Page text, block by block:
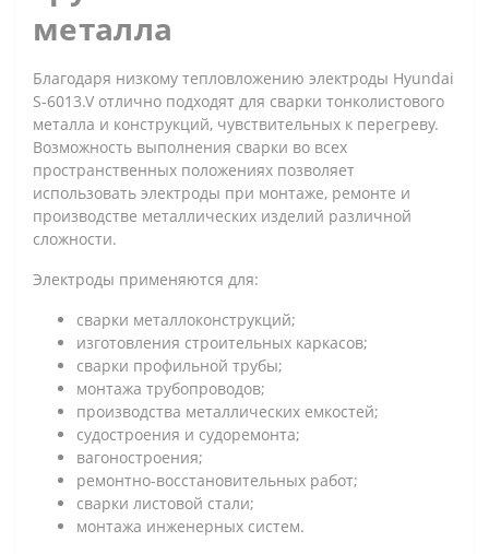
металла
Благодаря низкому тепловложению электроды Hyundai
S-6013.V отлично подходят для сварки тонколистового
металла и конструкций, чувствительных к перегреву.
Возможность выполнения сварки во всех
пространственных положениях позволяет
использовать электроды при монтаже, ремонте и
производстве металлических изделий различной
сложности.
Электроды применяются для:
сварки металлоконструкций;
изготовления строительных каркасов;
сварки профильной трубы;
монтажа трубопроводов;
производства металлических емкостей;
судостроения и судоремонта;
вагоностроения;
ремонтно-восстановительных работ;
сварки листовой стали;
монтажа инженерных систем.